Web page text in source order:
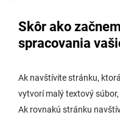
Skôr ako
spracovania
Ak navštívite stránku,
vytvorí malý textový
Ak rovnakú stránku
Úradná tabuľa
Potrebujem vybaviť